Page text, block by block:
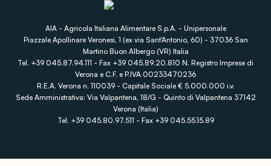
AIA - Agricola Italiana Alimentare S.p.A. - Unipersonale
Piazzale Apollinare Veronesi, 1 (ex via Sant'Antonio, 60) - 37036 San
Martino Buon Albergo (VR) Italia
Tel. +39 045.87.94.111 - Fax +39 045.89.20.810 N. Registro Imprese di
Verona e C.F. e P.IVA 00233470236
R.E.A. Verona n. 110039 - Capitale Sociale € 5.000.000 i.v.
Sede Amministrativa: Via Valpantena, 18/G - Quinto di Valpantena 37142
Verona (Italia)
Tel. +39 045.80.97.511 - Fax +39 045.55.15.89